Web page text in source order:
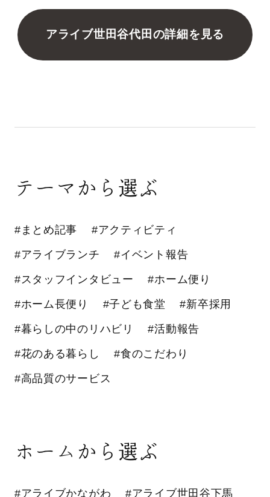
アライブ世田谷代田の詳細を見る
テーマから選ぶ
#まとめ記事 #アクティビティ
#アライブランチ #イベント報告
#スタッフインタビュー #ホーム便り
#ホーム長便り #子ども食堂 #新卒採用
#暮らしの中のリハビリ #活動報告
#花のある暮らし #食のこだわり
#高品質のサービス
ホームから選ぶ
#アライブかながわ #アライブ世田谷下馬